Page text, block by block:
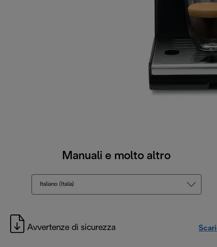
Manuali e molto altro
Italiano (Italia)
Avvertenze di sicurezza